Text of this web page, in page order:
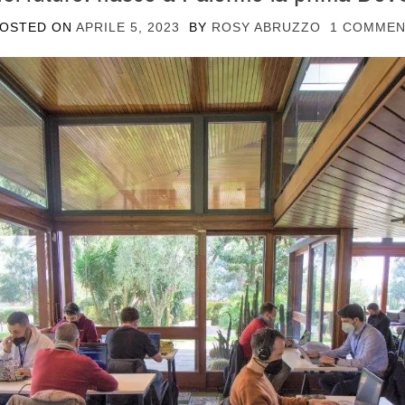
ON APRILE 5, 2023 BY ROSY ABRUZZO 1